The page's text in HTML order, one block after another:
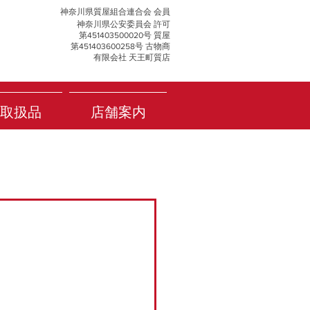
神奈川県質屋組合連合会 会員
神奈川県公安委員会 許可
第451403500020号 質屋
第451403600258号 古物商
有限会社 天王町質店
扱品 店舗案内